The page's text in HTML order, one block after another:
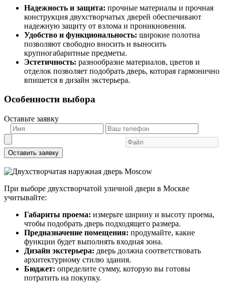
Надежность и защита: прочные материалы и прочная
конструкция двухстворчатых дверей обеспечивают
надежную защиту от взлома и проникновения.
Удобство и функциональность: широкие полотна
позволяют свободно вносить и выносить
крупногабаритные предметы.
Эстетичность: разнообразие материалов, цветов и
отделок позволяет подобрать дверь, которая гармонично
впишется в дизайн экстерьера.
Особенности выбора
Оставьте заявку
Оставить заявку
При выборе двухстворчатой уличной двери в Москве
учитывайте:
Габариты проема: измерьте ширину и высоту проема,
чтобы подобрать дверь подходящего размера.
Предназначение помещения: продумайте, какие
функции будет выполнять входная зона.
Дизайн экстерьера: дверь должна соответствовать
архитектурному стилю здания.
Бюджет: определите сумму, которую вы готовы
потратить на покупку.